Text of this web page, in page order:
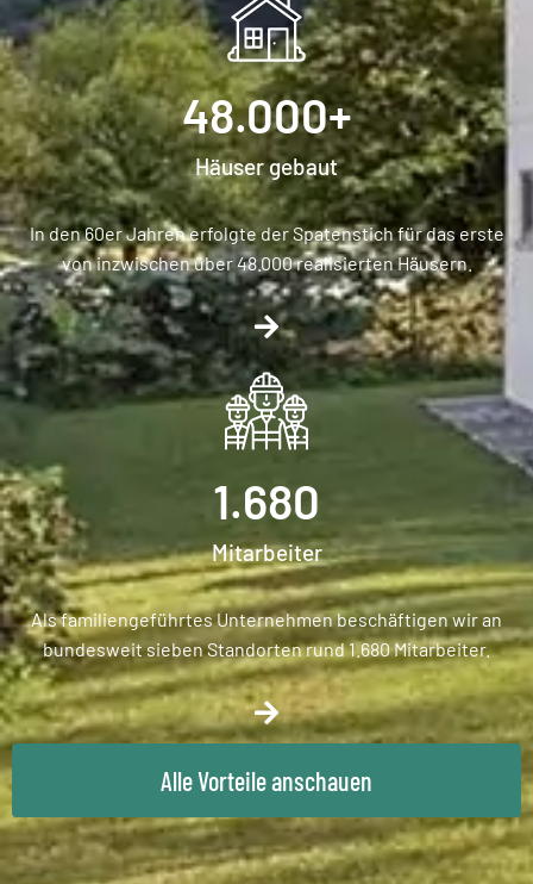
Häuser gebaut
48.000+
In den 60er Jahren erfolgte der Spatenstich für das erste
von inzwischen über 48.000 realisierten Häusern.
Mitarbeiter
1.680
Als familiengeführtes Unternehmen beschäftigen wir an
bundesweit sieben Standorten rund 1.680 Mitarbeiter.
Alle Vorteile anschauen